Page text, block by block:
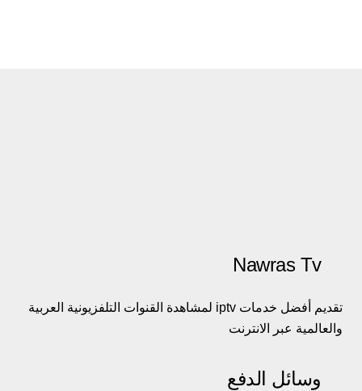
Nawras Tv
تقديم أفضل خدمات iptv لمشاهدة القنوات التلفزيونية العربية
والعالمية عبر الانترنت
وسائل الدفع